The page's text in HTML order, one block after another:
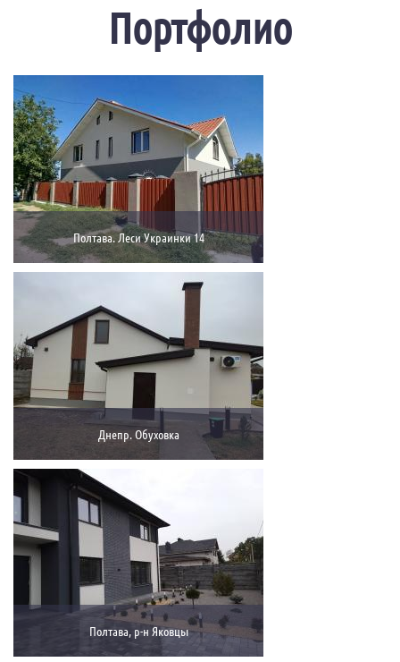
Портфолио
Полтава. Леси Украинки 14
Днепр. Обуховка
Полтава, р-н Яковцы